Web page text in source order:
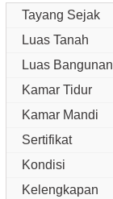
Tayang Sejak
Luas Tanah
Luas Bangunan
Kamar Tidur
Kamar Mandi
Sertifikat
Kondisi
Kelengkapan